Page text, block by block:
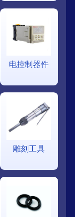
电控制器件
雕刻工具